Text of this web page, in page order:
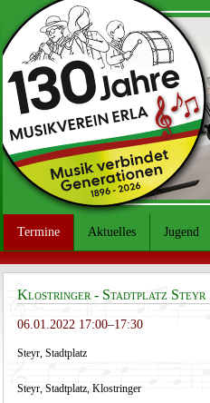
Termine Aktuelles Jugend
Klostringer - Stadtplatz Steyr
06.01.2022 17:00–17:30
Steyr, Stadtplatz
Steyr, Stadtplatz, Klostringer